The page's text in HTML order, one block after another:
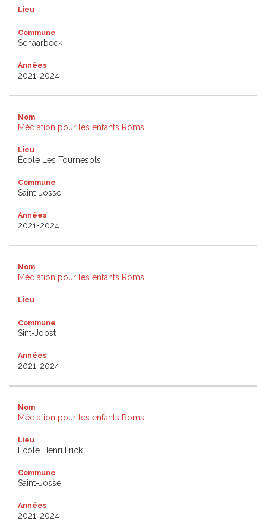
Lieu
Commune
Schaarbeek
Années
2021-2024
Nom
Médiation pour les enfants Roms
Lieu
École Les Tournesols
Commune
Saint-Josse
Années
2021-2024
Nom
Médiation pour les enfants Roms
Lieu
Commune
Sint-Joost
Années
2021-2024
Nom
Médiation pour les enfants Roms
Lieu
École Henri Frick
Commune
Saint-Josse
Années
2021-2024